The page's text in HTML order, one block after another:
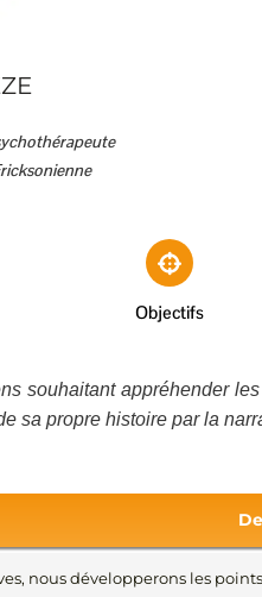
Objectifs
souhaitant appréhender
sa propre histoire par la
nous développerons les